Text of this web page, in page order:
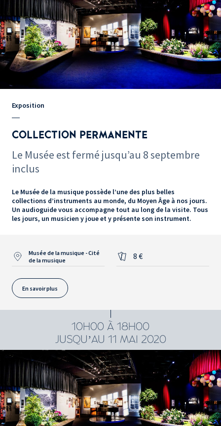
Exposition
COLLECTION PERMANENTE
Le Musée est fermé jusqu’au 8 septembre
inclus
Le Musée de la musique possède l’une des plus belles
collections d’instruments au monde, du Moyen Âge à nos jours.
Un audioguide vous accompagne tout au long de la visite. Tous
les jours, un musicien y joue et y présente son instrument.
Musée de la musique - Cité
de la musique
8 €
En savoir plus
10H00 À 18H00
JUSQU’AU 11 MAI 2020